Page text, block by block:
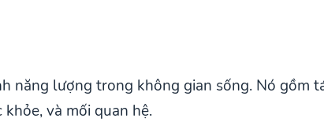
năng lượng trong không gian sống. Nó gồm
và mối quan hệ.